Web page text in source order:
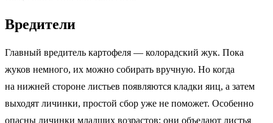
Вредители
Главный вредитель картофеля — колорадский жук. Пока
жуков немного, их можно собирать вручную. Но когда
на нижней стороне листьев появляются кладки яиц, а затем
выходят личинки, простой сбор уже не поможет. Особенно
опасны личинки младших возрастов: они объедают листья